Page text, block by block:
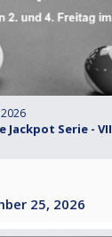
Serie - VII
25, 2026